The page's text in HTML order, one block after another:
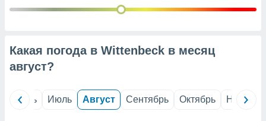
Какая погода в Wittenbeck в месяц
август?
Июнь Июль Август Сентябрь Октябрь Ноябрь